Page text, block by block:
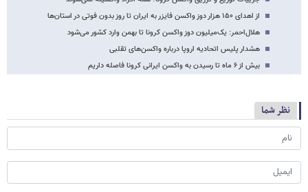
از اهدای ۱۵۰ هزار دوز واکسن فایزر به ایران تا روز بدون فوتی در استان‌ها
هلال‌احمر: یک‌میلیون دوز واکسن کرونا تا بهمن وارد کشور می‌شود
هشدار پلیس اتحادیه اروپا درباره واکسن‌های تقلبی
بیش از ۶ ماه تا رسیدن به واکسن ایرانی کرونا فاصله داریم
نظر شما